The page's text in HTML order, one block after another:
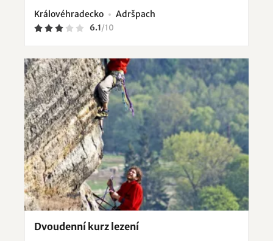
Královéhradecko Adršpach
6.1/10
Dvoudenní kurz lezení